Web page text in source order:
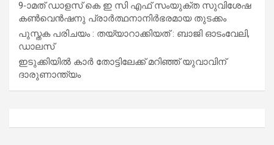
9-ാമത് ഡാളസ് കെ ഇ സി എഫ് സംയുക്ത സുവിശേഷ
കൺവെൻഷനു പ്രാർത്ഥനാനിർഭരമായ തുടക്കം
പുസ്തക പരിചയം : തയ്യാറാക്കിയത് : ബാജി ഓടംവേലി,
ഡാലസ്
ഇടുക്കിയിൽ കാർ തോട്ടിലേക്ക് മറിഞ്ഞ് യുവാവിന്
ദാരുണാന്ത്യം